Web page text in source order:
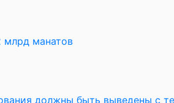
млрд манатов
должны быть выведены с